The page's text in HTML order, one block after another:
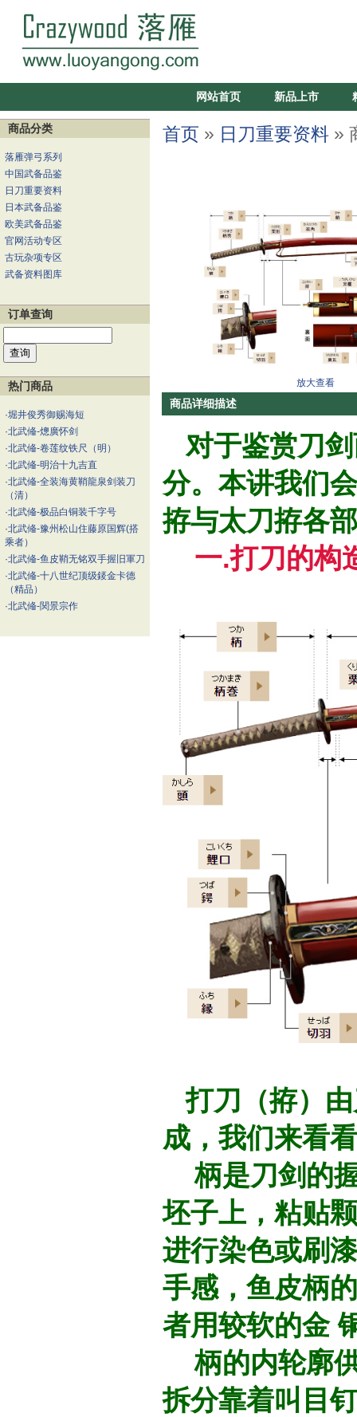
网站首页 新品上市
商品分类
落雁弹弓系列
中国武备品鉴
日刀重要资料
日本武备品鉴
欧美武备品鉴
官网活动专区
古玩杂项专区
武备资料图库
订单查询
热门商品
·堀井俊秀御赐海短
·北武偹-熜廣怀剑
·北武偹-卷莲纹铁尺（明）
·北武偹-明治十九吉直
·北武偹-全装海黄鞘龍泉剑装刀
（清）
·北武偹-极品白铜装千字号
·北武偹-豫州松山住藤原国辉(搭
乘者）
·北武偹-鱼皮鞘无铭双手握旧軍刀
·北武偹-十八世纪顶级錽金卡德
（精品）
·北武偹-関景宗作
首页 » 日刀重要资料 »
放大查看
商品详细描述
对于鉴赏刀
分。本讲我们
拵与太刀拵各
一.打刀的构
打刀（拵）
成，我们来看
柄是刀剑的
坯子上，粘贴
进行染色或刷
手感，鱼皮柄
者用较软的金
柄的内轮廓
拆分靠着叫目